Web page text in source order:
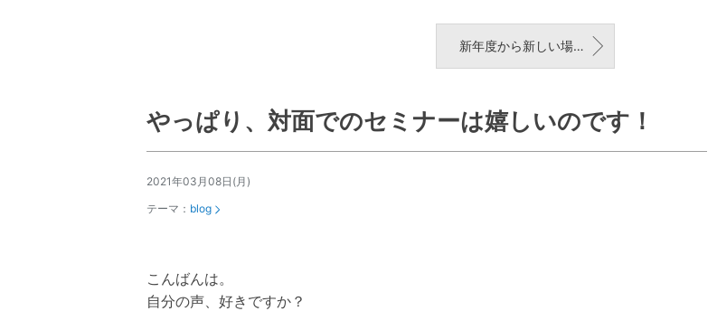
新年度から新しい場所でスタート！整理収納アドバイザー２級認定講座開講のお知らせ☆
やっぱり、対面でのセミナーは嬉しいのです！
2021年03月08日(月)
テーマ： blog
こんばんは。
自分の声、好きですか？